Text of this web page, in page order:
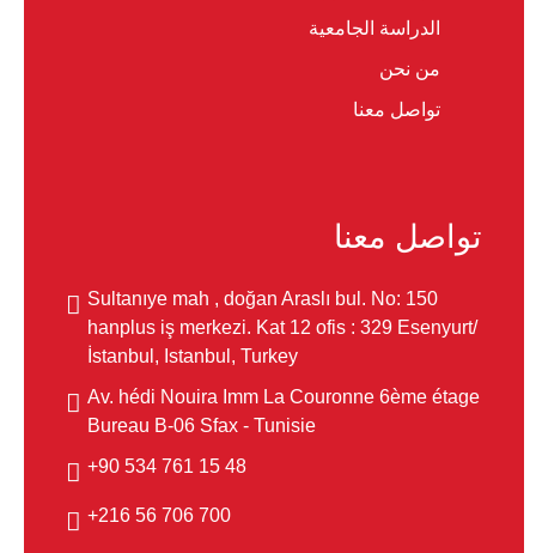
الدراسة الجامعية
من نحن
تواصل معنا
تواصل معنا
Sultanıye mah , doğan Araslı bul. No: 150
hanplus iş merkezi. Kat 12 ofis : 329 Esenyurt/
İstanbul, Istanbul, Turkey
Av. hédi Nouira Imm La Couronne 6ème étage
Bureau B-06 Sfax - Tunisie
48 15 761 534 90+
700 706 56 216+